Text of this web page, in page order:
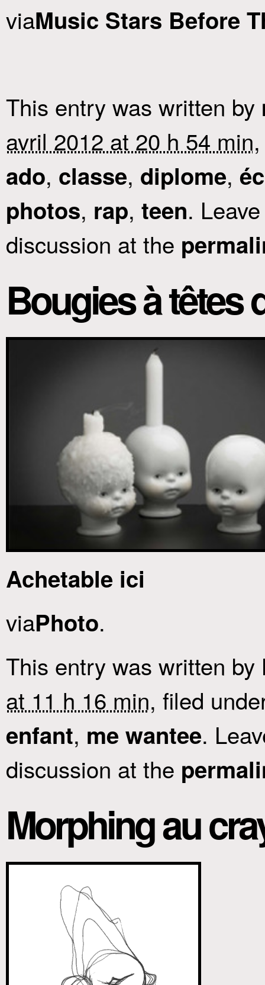
viaMusic Stars Before
This entry was written by
avril 2012 at 20 h 54 min
ado, classe, diplome,
photos, rap, teen.
discussion at the
Bougies à têtes
Achetable ici
viaPhoto.
This entry was written by
at 11 h 16 min, filed
enfant, me wantee.
discussion at the
Morphing au